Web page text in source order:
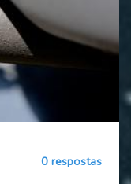
0 respostas